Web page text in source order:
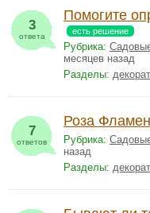
3
ответа
Помогите
есть решение
Рубрика:
месяцев назад
Разделы:
7
ответов
Роза
Рубрика:
назад
Разделы: